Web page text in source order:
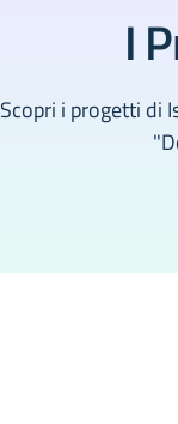
I
Scopri i progetti di